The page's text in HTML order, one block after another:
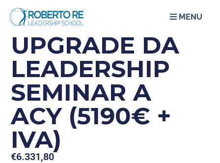
MENU
UPGRADE DA
LEADERSHIP
SEMINAR A
ACY (5190€ +
IVA)
€6.331,80